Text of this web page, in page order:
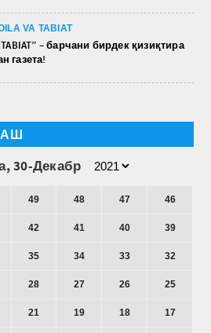
VA TABIAT
– барчани бирдек қизиқтира
газета!
30-Декабр
49 48 47 46
42 41 40 39
35 34 33 32
28 27 26 25
21 19 18 17